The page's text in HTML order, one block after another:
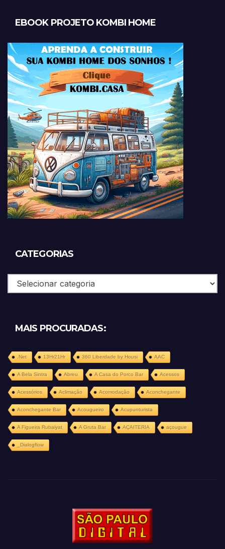
EBOOK PROJETO KOMBI HOME
CATEGORIAS
Categorias
MAIS PROCURADAS:
.Net 13Hr21Hr 360 Liberdade by Housi AAC
A Bela Sintra Abreu A Casa do Porco Bar Acessos
Acessórios Aclimação Acomodação Aconchegante
Aconchegante Bar Acougueiro Acupunturista
A Figueira Rubaiyat A Gruta Bar AÇAITERIA açougue
_Dialogflow